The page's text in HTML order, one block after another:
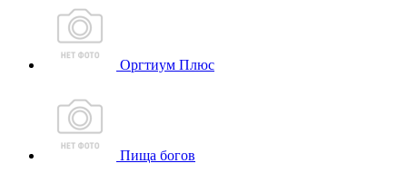
Оргтиум Плюс
Пища богов